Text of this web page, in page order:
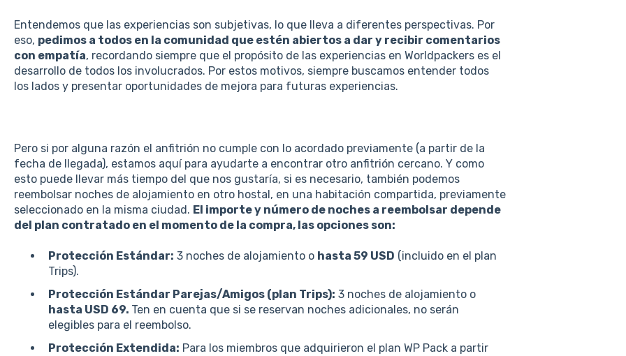
Entendemos que las experiencias son subjetivas, lo que lleva a diferentes perspectivas. Por
eso, pedimos a todos en la comunidad que estén abiertos a dar y recibir comentarios
con empatía, recordando siempre que el propósito de las experiencias en Worldpackers es el
desarrollo de todos los involucrados. Por estos motivos, siempre buscamos entender todos
los lados y presentar oportunidades de mejora para futuras experiencias.
Pero si por alguna razón el anfitrión no cumple con lo acordado previamente (a partir de la
fecha de llegada), estamos aquí para ayudarte a encontrar otro anfitrión cercano. Y como
esto puede llevar más tiempo del que nos gustaría, si es necesario, también podemos
reembolsar noches de alojamiento en otro hostal, en una habitación compartida, previamente
seleccionado en la misma ciudad. El importe y número de noches a reembolsar depende
del plan contratado en el momento de la compra, las opciones son:
Protección Estándar: 3 noches de alojamiento o hasta 59 USD (incluido en el plan
Trips).
Protección Estándar Parejas/Amigos (plan Trips): 3 noches de alojamiento o
hasta USD 69. Ten en cuenta que si se reservan noches adicionales, no serán
elegibles para el reembolso.
Protección Extendida: Para los miembros que adquirieron el plan WP Pack a partir